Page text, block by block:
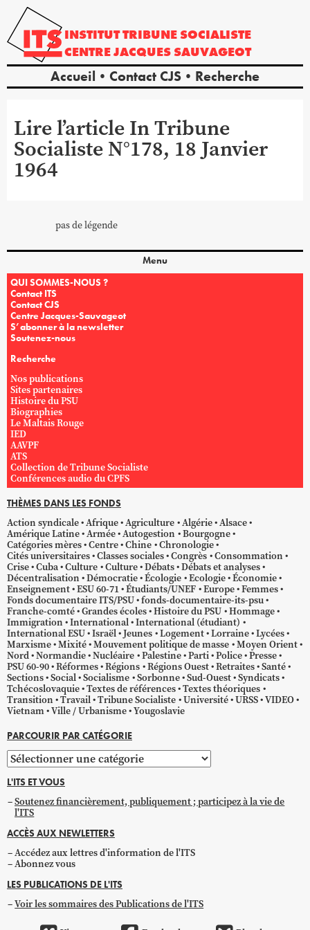
INSTITUTTRIBUNE SOCIALISTE
CENTREJACQUES SAUVAGEOT
Accueil Contact CJS Recherche
Lire l’article In Tribune
Socialiste N°178, 18 Janvier
1964
pas de légende
Menu
QUI SOMMES-NOUS ?
Contact ITS
Contact CJS
Centre Jacques-Sauvageot
S’abonner à la newsletter
Soutenez-nous
Recherche
Nos publications
Sites partenaires
Histoire du PSU
Biographies
Le Maltais Rouge
IED
AAVPF
ATS
Collection de Tribune Socialiste
Conférences audio du CPFS
THÈMES DANS LES FONDS
Action syndicale Afrique Agriculture Algérie Alsace
Amérique Latine Armée Autogestion
Bourgogne
Catégories mères Centre Chine Chronologie
Cités universitaires Classes sociales Congrès Consommation
Crise Cuba Culture Culture Débats Débats et analyses
Décentralisation Démocratie Écologie Ecologie Économie
Enseignement ESU 60-71 Étudiants/UNEF Europe Femmes
Fonds documentaire ITS/PSU fonds-documentaire-its-psu
Franche-comté Grandes écoles Histoire du PSU Hommage
Immigration International International (étudiant)
International ESU Israël Jeunes Logement Lorraine Lycées
Marxisme Mixité Mouvement politique de masse Moyen Orient
Nord Normandie Nucléaire Palestine Parti Police Presse
PSU 60-90 Réformes Régions Régions Ouest Retraites Santé
Sections Social Socialisme Sorbonne Sud-Ouest Syndicats
Tchécoslovaquie Textes de références Textes théoriques
Transition Travail Tribune Socialiste Université URSS VIDEO
Vietnam Ville / Urbanisme Yougoslavie
PARCOURIR PAR CATÉGORIE
Parcourir
par
catégorie
L'ITS ET VOUS
Soutenez financièrement, publiquement ; participez à la vie de
l'ITS
ACCÈS AUX NEWLETTERS
Accédez aux lettres d'information de l'ITS
Abonnez vous
LES PUBLICATIONS DE L'ITS
Voir les sommaires des Publications de l'ITS